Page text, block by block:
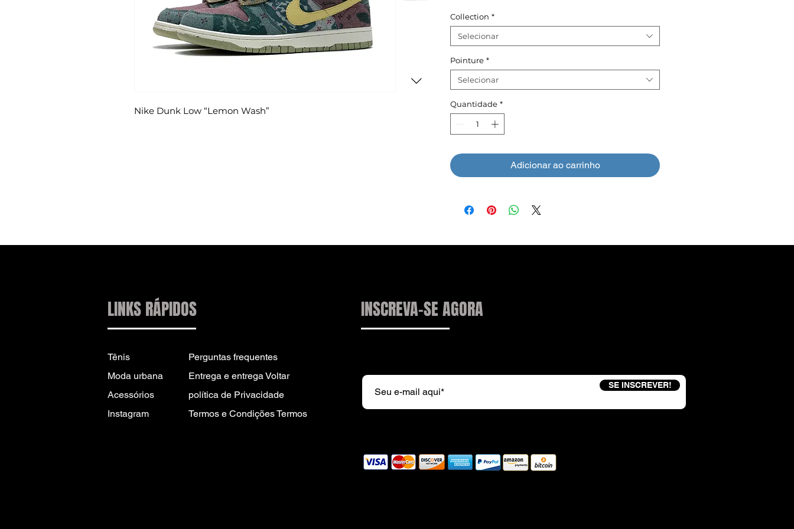
Nike Dunk Low “Lemon Wash”
Collection *
Selecionar
Pointure *
Selecionar
Quantidade *
Adicionar ao carrinho
LINKS RÁPIDOS
Tênis
Moda urbana
Acessórios
Instagram
Perguntas frequentes
Entrega e entrega Voltar
política de Privacidade
Termos e Condições Termos
INSCREVA-SE AGORA
SE INSCREVER!